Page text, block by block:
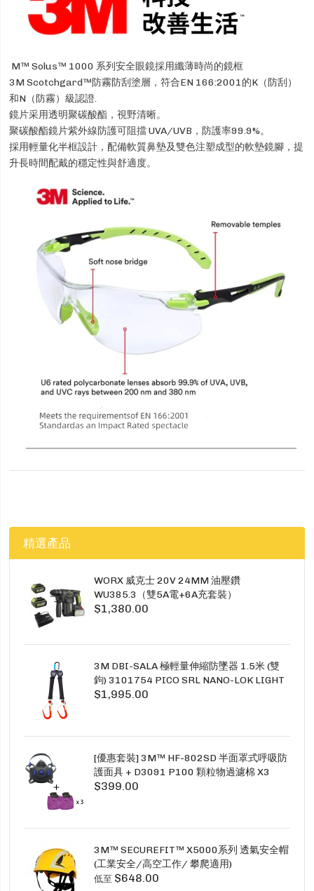
M™ Solus™ 1000 系列安全眼鏡採用纖薄時尚的鏡框
3M Scotchgard™防霧防刮塗層，符合EN 166:2001的K（防刮）
和N（防霧）級認證.
鏡片采用透明聚碳酸酯，視野清晰。
聚碳酸酯鏡片紫外線防護可阻擋 UVA/UVB，防護率99.9%。
採用輕量化半框設計，配備軟質鼻墊及雙色注塑成型的軟墊鏡腳，提
升長時間配戴的穩定性與舒適度。
精選產品
WORX 威克士 20V 24MM 油壓鑽
WU385.3（雙5A電+6A充套裝）
$1,380.00
3M DBI-SALA 極輕量伸縮防墜器 1.5米 (雙
鉤) 3101754 PICO SRL NANO-LOK LIGHT
1.5M TWINS
$1,995.00
[優惠套裝] 3M™ HF-802SD 半面罩式呼吸防
護面具 + D3091 P100 顆粒物過濾棉 X3
SECURE CLICK HF-802SD HF-800SD 系列
$399.00
3M™ SECUREFIT™ X5000系列 透氣安全帽
(工業安全/高空工作/ 攀爬適用)
低至 $648.00